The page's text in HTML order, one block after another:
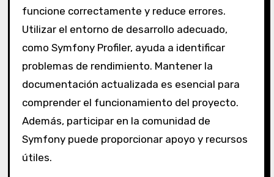
funcione correctamente y reduce errores.
Utilizar el entorno de desarrollo adecuado,
como Symfony Profiler, ayuda a identificar
problemas de rendimiento. Mantener la
documentación actualizada es esencial para
comprender el funcionamiento del proyecto.
Además, participar en la comunidad de
Symfony puede proporcionar apoyo y recursos
útiles.